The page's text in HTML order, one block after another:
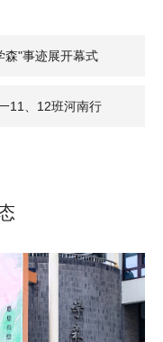
森"事迹展开幕式
11、12班河南行